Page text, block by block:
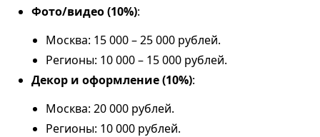
Фото/видео (10%):
Москва: 15 000 – 25 000 рублей.
Регионы: 10 000 – 15 000 рублей.
Декор и оформление (10%):
Москва: 20 000 рублей.
Регионы: 10 000 рублей.